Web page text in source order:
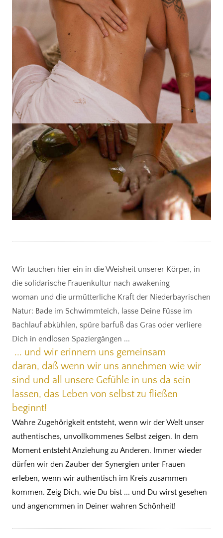
Wir tauchen hier ein in die Weisheit unserer Körper, in
die solidarische Frauenkultur nach awakening
woman und die urmütterliche Kraft der Niederbayrischen
Natur: Bade im Schwimmteich, lasse Deine Füsse im
Bachlauf abkühlen, spüre barfuß das Gras oder verliere
Dich in endlosen Spaziergängen ...
... und wir erinnern uns gemeinsam
daran, daß wenn wir uns annehmen wie wir
sind und all unsere Gefühle in uns da sein
lassen, das Leben von selbst zu fließen
beginnt!
Wahre Zugehörigkeit entsteht, wenn wir der Welt unser
authentisches, unvollkommenes Selbst zeigen. In dem
Moment entsteht Anziehung zu Anderen. Immer wieder
dürfen wir den Zauber der Synergien unter Frauen
erleben, wenn wir authentisch im Kreis zusammen
kommen. Zeig Dich, wie Du bist ... und Du wirst gesehen
und angenommen in Deiner wahren Schönheit!